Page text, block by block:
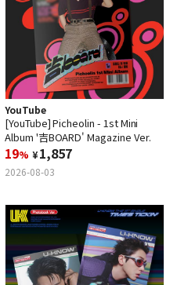
YouTube
[YouTube] Picheolin - 1st Mini
Album '吉BOARD' Magazine Ver.
19% ¥1,857
2026-08-03